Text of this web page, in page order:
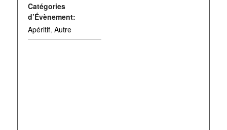
Catégories
d’Évènement:
Apéritif, Autre